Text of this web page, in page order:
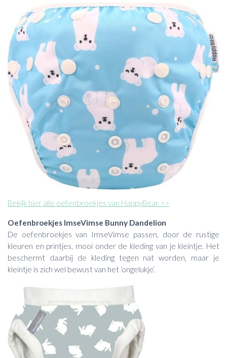
Bekijk hier alle oefenbroekjes van HappyBear >>
Oefenbroekjes ImseVimse Bunny Dandelion
De oefenbroekjes van ImseVimse passen, door de rustige
kleuren en printjes, mooi onder de kleding van je kleintje. Het
beschermt daarbij de kleding tegen nat worden, maar je
kleintje is zich wel bewust van het ‘ongelukje’.